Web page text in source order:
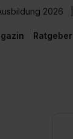
2026
Ratgeber